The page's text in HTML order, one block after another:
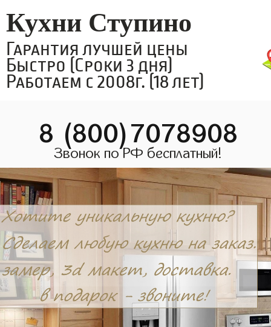
Кухни Ступино
Гарантия лучшей цены
Быстро (Сроки 3 дня)
Работаем с 2008г. (18 лет)
8 (800)7078908
Звонок по РФ бесплатный!